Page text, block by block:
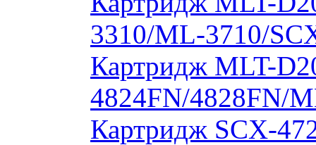
3310/ML-3710/
Картридж MLT-
4824FN/4828FN/
Картридж SCX-